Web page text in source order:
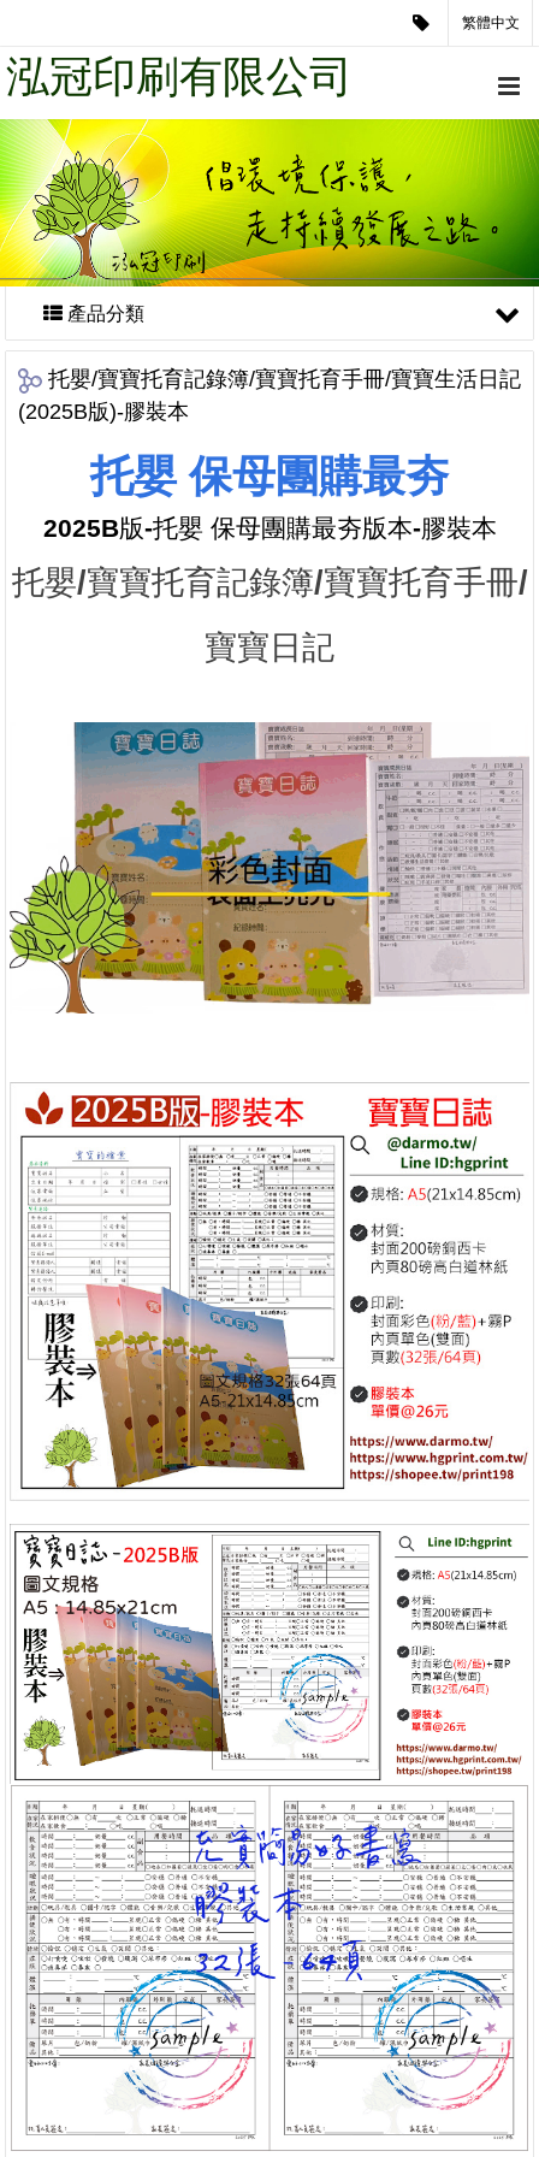
繁體中文
泓冠印刷有限公司
產品分類
托嬰/寶寶托育記錄簿/寶寶托育手冊/寶寶生活日記
(2025B版)-膠裝本
托嬰 保母團購最夯
2025B版-托嬰 保母團購最夯版本-膠裝本
托嬰/寶寶托育記錄簿/寶寶托育手冊/
寶寶日記